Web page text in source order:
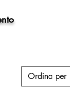
Ordina per